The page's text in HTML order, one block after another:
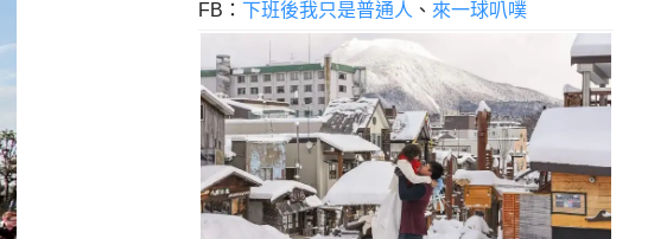
FB：下班後我只是普通人 、 來一球叭噗